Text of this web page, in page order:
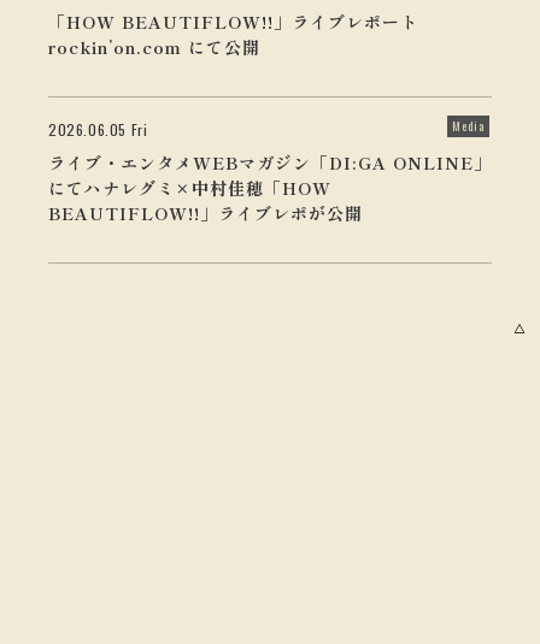
「HOW BEAUTIFLOW!!」ライブレポート
rockin’on.com にて公開
2026.06.05 Fri Media
ライブ・エンタメWEBマガジン「DI:GA ONLINE」
にてハナレグミ×中村佳穂「HOW
BEAUTIFLOW!!」ライブレポが公開